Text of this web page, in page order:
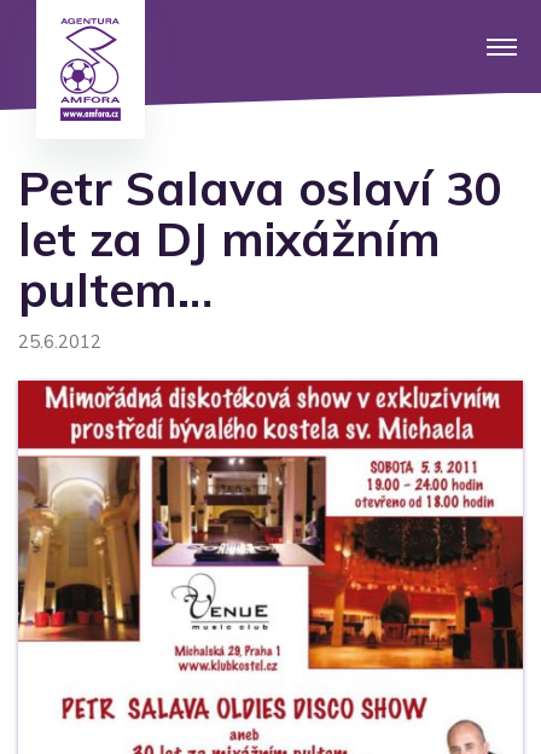
Petr Salava oslaví 30
let za DJ mixážním
pultem…
25.6.2012